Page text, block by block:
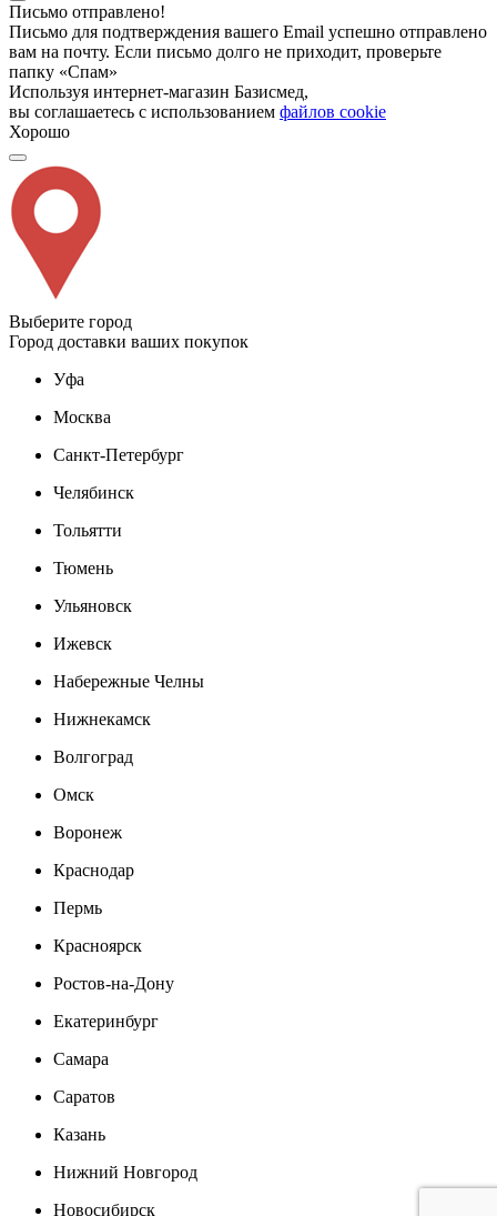
Письмо отправлено!
Письмо для подтверждения вашего Email успешно отправлено
вам на почту. Если письмо долго не приходит, проверьте
папку «Спам»
Используя интернет-магазин Базисмед,
вы соглашаетесь с использованием файлов cookie
Хорошо
Выберите город
Город доставки ваших покупок
Уфа
Москва
Санкт-Петербург
Челябинск
Тольятти
Тюмень
Ульяновск
Ижевск
Набережные Челны
Нижнекамск
Волгоград
Омск
Воронеж
Краснодар
Пермь
Красноярск
Ростов-на-Дону
Екатеринбург
Самара
Саратов
Казань
Нижний Новгород
Новосибирск